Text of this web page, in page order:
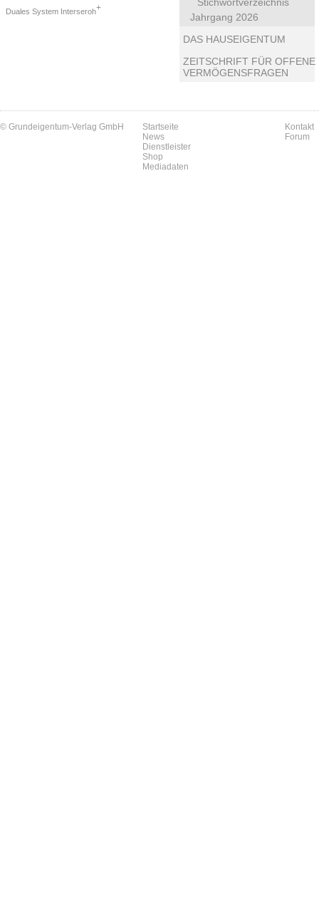
Duales System Interseroh+
Jahrgang 2026
DAS HAUSEIGENTUM
ZEITSCHRIFT FÜR OFFENE
VERMÖGENSFRAGEN
© Grundeigentum-Verlag GmbH
Startseite
News
Dienstleister
Shop
Mediadaten
Kontakt
Forum